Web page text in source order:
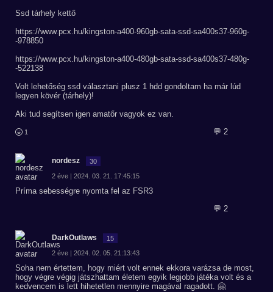
Ssd tárhely kettő
https://www.pcx.hu/kingston-a400-960gb-sata-ssd-sa400s37-960g-
-978850
https://www.pcx.hu/kingston-a400-480gb-sata-ssd-sa400s37-480g-
-522138
Volt lehetőség ssd választani plusz 1 hdd gondoltam ha már lúd
legyen kövér (tárhely)!
Aki tud segítsen igen amatőr vagyok ez van.
1 💬 2
nordesz 30
2 éve | 2024. 03. 21. 17:45:15
Príma sebességre nyomta fel az FSR3
💬 2
DarkOutlaws 15
2 éve | 2024. 02. 05. 21:13:43
Soha nem értettem, hogy miért volt ennek ekkora varázsa de most,
hogy végre végig játszhattam életem egyik legjobb játéka volt és a
kedvencem is lett hihetetlen mennyire magával ragadott. 🤗